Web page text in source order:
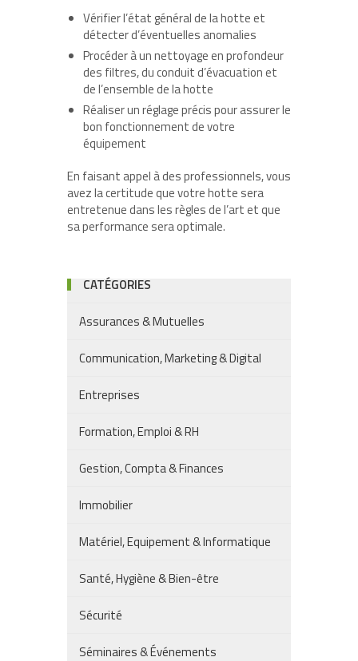
Vérifier l’état général de la hotte et
détecter d’éventuelles anomalies
Procéder à un nettoyage en profondeur
des filtres, du conduit d’évacuation et
de l’ensemble de la hotte
Réaliser un réglage précis pour assurer le
bon fonctionnement de votre
équipement
En faisant appel à des professionnels, vous
avez la certitude que votre hotte sera
entretenue dans les règles de l’art et que
sa performance sera optimale.
CATÉGORIES
Assurances & Mutuelles
Communication, Marketing & Digital
Entreprises
Formation, Emploi & RH
Gestion, Compta & Finances
Immobilier
Matériel, Equipement & Informatique
Santé, Hygiène & Bien-être
Sécurité
Séminaires & Événements